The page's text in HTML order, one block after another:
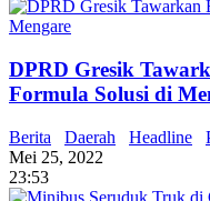
DPRD Gresik
Formula Solusi di
Berita Daerah Headline
Mei 25, 2022
23:53